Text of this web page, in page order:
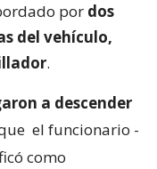
por dos
del vehículo,
.
a descender
el funcionario -
como